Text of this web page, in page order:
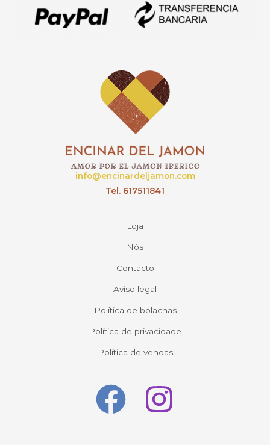
info@encinardeljamon.com
Tel. 617511841
Loja
Nós
Contacto
Aviso legal
Política de bolachas
Política de privacidade
Política de vendas